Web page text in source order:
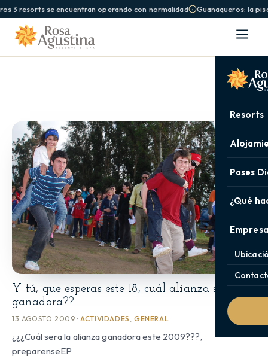
3 resorts se encuentran operando con normalidad Guanaqueros: la
Resorts
Pases
¿Qué
Y tú, que esperas este 18, cuál alianza sera la
ganadora??
13 AGOSTO 2009 ·ACTIVIDADES ,GENERAL
¿¿¿Cuál sera la alianza ganadora este 2009???,
preparenseEP